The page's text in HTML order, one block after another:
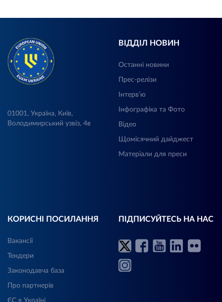
01001, Україна, Київ,
Володимирський узвіз, 4в
ВІДДІЛ НОВИН
Останні новини
Прес-релізи
Інтерв’ю
Інфографіка та Фото
Відео
Щомісячний дайджест
Матеріали для преси
КОРИСНІ ПОСИЛАННЯ
Вакансії
Тендери
Законодавча база
Про партнерів
ЄС в Україні
ПІДПИСУЙТЕСЬ НА НАС